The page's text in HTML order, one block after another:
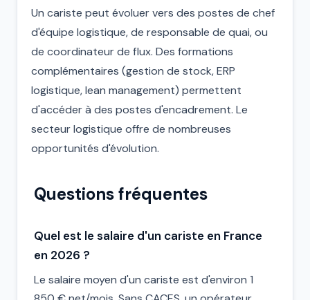
Un cariste peut évoluer vers des postes de chef
d'équipe logistique, de responsable de quai, ou
de coordinateur de flux. Des formations
complémentaires (gestion de stock, ERP
logistique, lean management) permettent
d'accéder à des postes d'encadrement. Le
secteur logistique offre de nombreuses
opportunités d'évolution.
Questions fréquentes
Quel est le salaire d'un cariste en France
en 2026 ?
Le salaire moyen d'un cariste est d'environ 1